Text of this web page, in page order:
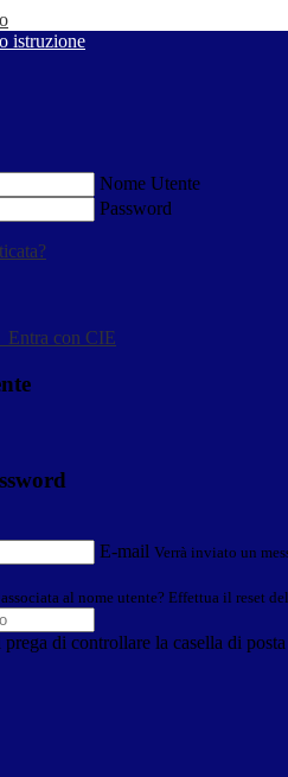
Nome Utente
Password
Entra con CIE
E-mail Verrà inviato un
al nome utente? Effettua il reset
di controllare la casella di